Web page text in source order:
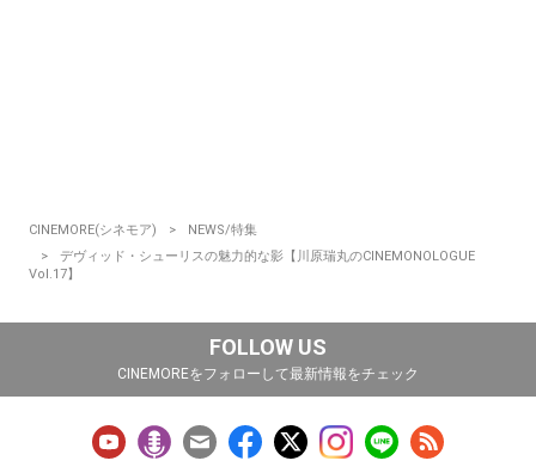
CINEMORE(シネモア)
NEWS/特集
デヴィッド・シューリスの魅力的な影【川原瑞丸のCINEMONOLOGUE
Vol.17】
FOLLOW US
CINEMOREをフォローして最新情報をチェック